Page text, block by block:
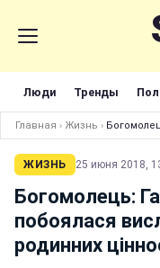
Люди Тренды
Главная › Жизнь ›
ЖИЗНЬ 25 июня 2018,
Богомолець:
побоялася
родинних